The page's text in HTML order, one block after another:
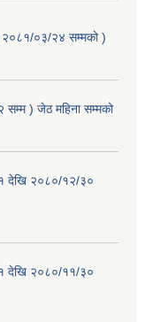
०३/२४ सम्मको )
) जेठ महिना सम्मको
देखि २०८०/१२/३०
देखि २०८०/११/३०